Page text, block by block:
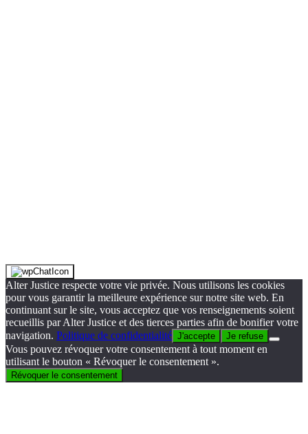
Alter Justice respecte votre vie privée. Nous utilisons les cookies
pour vous garantir la meilleure expérience sur notre site web. En
continuant sur le site, vous acceptez que vos renseignements soient
recueillis par Alter Justice et des tierces parties afin de bonifier votre
navigation. Politique de confidentialité J'accepte Je refuse
Vous pouvez révoquer votre consentement à tout moment en
utilisant le bouton « Révoquer le consentement ».
Révoquer le consentement